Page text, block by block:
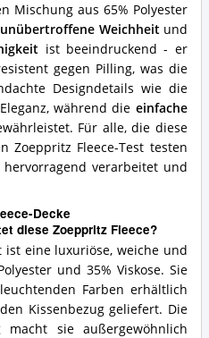
Mischung aus 65% Polyester
unübertroffene Weichheitund
ist beeindruckend - er
gegen Pilling, was die
Designdetails wie die
während die einfache
Für alle, die diese
Zoeppritz Fleece-Test testen
verarbeitet und
Decke
diese Zoeppritz Fleece?
ist eine luxuriöse, weiche und
und 35% Viskose. Sie
Farben erhältlich
Kissenbezug geliefert. Die
macht sie außergewöhnlich